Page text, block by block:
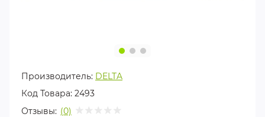
Производитель: DELTA
Код Товара: 2493
Отзывы: (0)